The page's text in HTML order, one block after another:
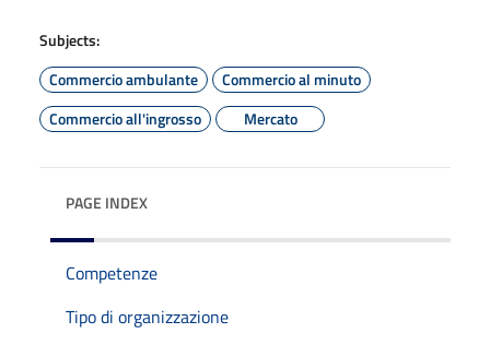
Subjects:
Commercio ambulante
Commercio al minuto
Commercio all'ingrosso
Mercato
PAGE INDEX
Competenze
Tipo di organizzazione